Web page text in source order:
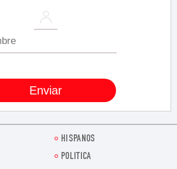
HISPANOS
POLITICA